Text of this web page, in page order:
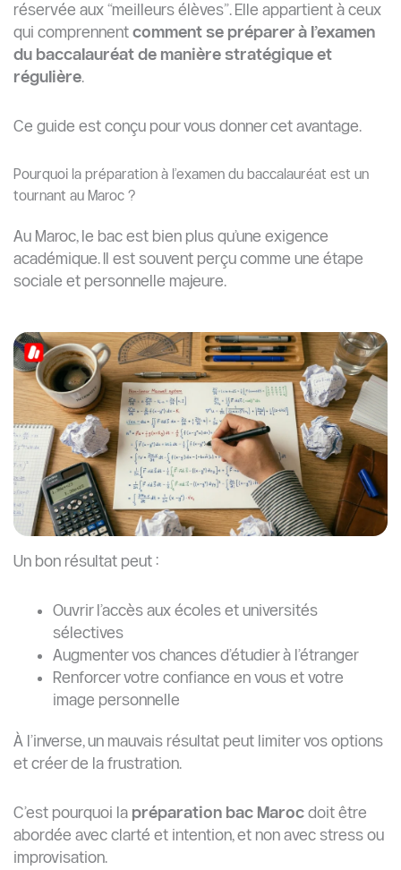
réservée aux “meilleurs élèves”. Elle appartient à ceux
qui comprennent comment se préparer à l’examen
du baccalauréat de manière stratégique et
régulière.
Ce guide est conçu pour vous donner cet avantage.
Pourquoi la préparation à l’examen du baccalauréat est un
tournant au Maroc ?
Au Maroc, le bac est bien plus qu’une exigence
académique. Il est souvent perçu comme une étape
sociale et personnelle majeure.
Un bon résultat peut :
Ouvrir l’accès aux écoles et universités
sélectives
Augmenter vos chances d’étudier à l’étranger
Renforcer votre confiance en vous et votre
image personnelle
À l’inverse, un mauvais résultat peut limiter vos options
et créer de la frustration.
C’est pourquoi la préparation bac Maroc doit être
abordée avec clarté et intention, et non avec stress ou
improvisation.